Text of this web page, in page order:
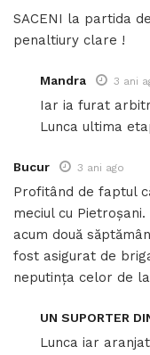
SACENI la partida
penaltiury clare !
Mandra 3 ani
Iar ia furat
Lunca ultima
Bucur 3 ani ago
Profitând de faptul
meciul cu
acum două
fost asigurat de
neputința celor de
UN SUPORTER
Lunca iar